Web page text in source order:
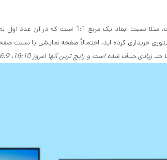
برای توضیح این مطلب می توان گفت، مثلا
کرده اید، احتمالاً صفحه نمایشی با نسبت صفحه 16:9 یا نزدیک به آن